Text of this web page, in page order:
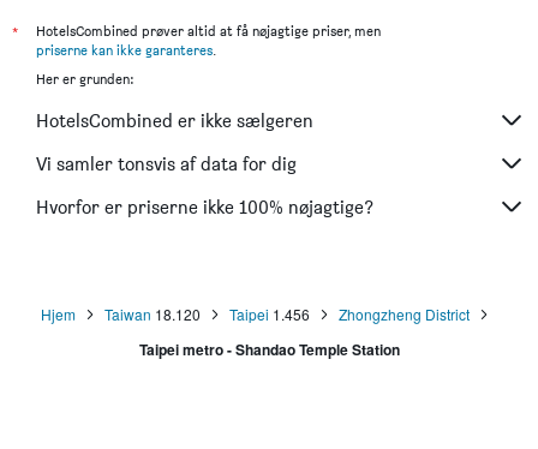
Rido Hotel
CityInn Hotel Taipei Station Branch III
ECFA Hotel Wan Nian
Hotel Puri Taipei Station Branch
Roaders Hotel Zhonghua
*
HotelsCombined prøver altid at få nøjagtige priser, men
priserne kan ikke garanteres.
Her er grunden:
HotelsCombined er ikke sælgeren
Vi samler tonsvis af data for dig
Hvorfor er priserne ikke 100% nøjagtige?
Hjem Taiwan 18.120 Taipei 1.456 Zhongzheng District
Taipei metro - Shandao Temple Station